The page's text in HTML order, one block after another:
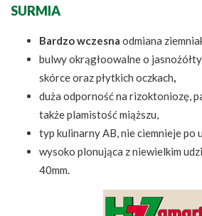
SURMIA
Bardzo wczesna odmiana
bulwy okrągłoowalne o
skórce oraz płytkich oczkach,
duża odporność na rizoktoniozę,
także plamistość miąższu,
typ kulinarny AB, nie ciemnieje po
wysoko plonująca z niewielkim
40mm.